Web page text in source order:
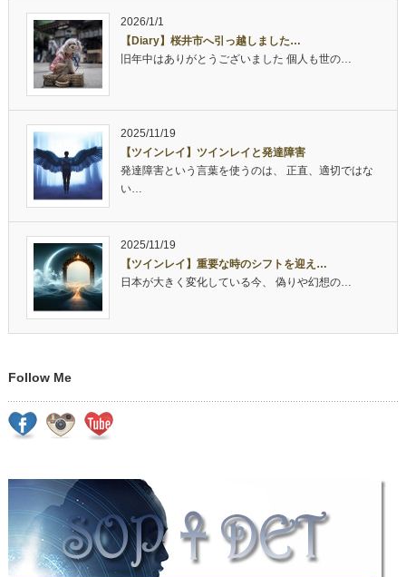
2026/1/1
【Diary】桜井市へ引っ越しました…
旧年中はありがとうございました 個人も世の…
2025/11/19
【ツインレイ】ツインレイと発達障害
発達障害という言葉を使うのは、 正直、適切ではな
い…
2025/11/19
【ツインレイ】重要な時のシフトを迎え…
日本が大きく変化している今、 偽りや幻想の…
Follow Me